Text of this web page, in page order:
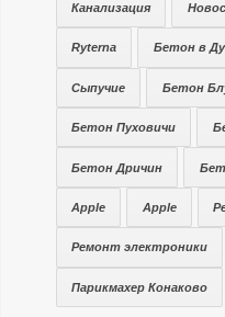
Канализация
Ryterna Бетон в
Сыпучие Бетон
Бетон Пуховичи
Бетон Дричин
Apple Apple
Ремонт электроники
Парикмахер Конаково